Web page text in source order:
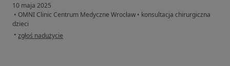
10 maja 2025
• OMNI Clinic Centrum Medyczne Wrocław • konsultacja chirurgiczna
dzieci
• w opinii użytkownika Dominika
zgłoś nadużycie